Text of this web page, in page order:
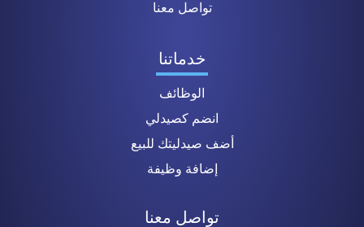
تواصل معنا
خدماتنا
الوظائف
انضم كصيدلي
أضف صيدليتك للبيع
إضافة وظيفة
تواصل معنا